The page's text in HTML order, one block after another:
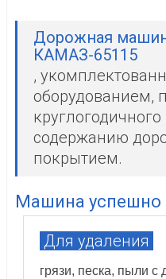
Дорожная
КАМАЗ-65115
,
оборудованием,
содержанию
покрытием.
Машина успешно
Для удаления
грязи, песка, пыли с